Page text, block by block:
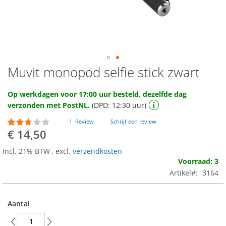
Ga
naar
het
begin
van
de
afbeeldingen-
gallerij
Muvit monopod selfie stick zwart
Op werkdagen voor 17:00 uur besteld, dezelfde dag
verzonden met PostNL. (DPD: 12:30 uur)
Waardering:
50
% of100
1 Review Schrijf een review
€ 14,50
Incl. 21% BTW , excl. verzendkosten
Voorraad: 3
Artikel
3164
Aantal